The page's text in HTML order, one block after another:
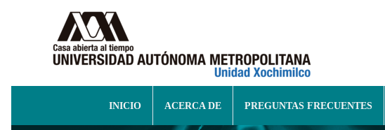
INICIO ACERCA DE PREGUNTAS FRECUENTES